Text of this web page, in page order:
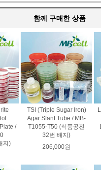
함께 구매한 상품
/
지)
TSI (Triple Sugar Iron)
Agar Slant Tube / MB-
T1055-T50 (식품공전
32번 배지)
206,000원